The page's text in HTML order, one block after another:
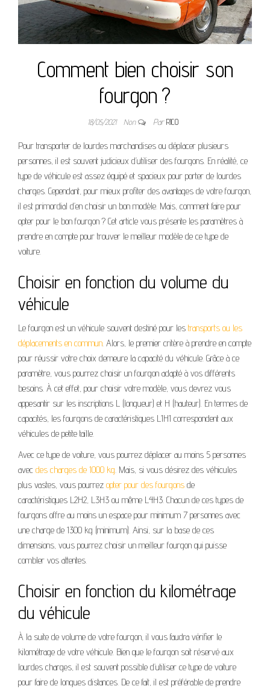
Comment bien choisir son
fourgon ?
18/05/2021 Non ParRICO
Pour transporter de lourdes marchandises ou déplacer plusieurs
personnes, il est souvent judicieux d’utiliser des fourgons. En réalité, ce
type de véhicule est assez équipé et spacieux pour porter de lourdes
charges. Cependant, pour mieux profiter des avantages de votre fourgon,
il est primordial d’en choisir un bon modèle. Mais, comment faire pour
opter pour le bon fourgon ? Cet article vous présente les paramètres à
prendre en compte pour trouver le meilleur modèle de ce type de
voiture.
Choisir en fonction du volume du
véhicule
Le fourgon est un véhicule souvent destiné pour les transports ou les
déplacements en commun. Alors, le premier critère à prendre en compte
pour réussir votre choix demeure la capacité du véhicule. Grâce à ce
paramètre, vous pourrez choisir un fourgon adapté à vos différents
besoins. À cet effet, pour choisir votre modèle, vous devrez vous
appesantir sur les inscriptions L (longueur) et H (hauteur). En termes de
capacités, les fourgons de caractéristiques L1H1 correspondent aux
véhicules de petite taille.
Avec ce type de voiture, vous pourrez déplacer au moins 5 personnes
avec des charges de 1000 kg. Mais, si vous désirez des véhicules
plus vastes, vous pourrez opter pour des fourgons de
caractéristiques L2H2, L3H3 ou même L4H3. Chacun de ces types de
fourgons offre au moins un espace pour minimum 7 personnes avec
une charge de 1300 kg (minimum). Ainsi, sur la base de ces
dimensions, vous pourrez choisir un meilleur fourgon qui puisse
combler vos attentes.
Choisir en fonction du kilométrage
du véhicule
À la suite de volume de votre fourgon, il vous faudra vérifier le
kilométrage de votre véhicule. Bien que le fourgon soit réservé aux
lourdes charges, il est souvent possible d’utiliser ce type de voiture
pour faire de longues distances. De ce fait, il est préférable de prendre